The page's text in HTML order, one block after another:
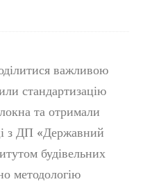
важливою
стандартизацію
та отримали
з ДП «Державний
будівельних
методологію